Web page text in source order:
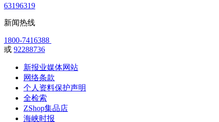
63196319
新闻热线
1800-7416388
或 92288736
新报业媒体网站
网络条款
个人资料保护声明
全检索
ZShop集品店
海峡时报